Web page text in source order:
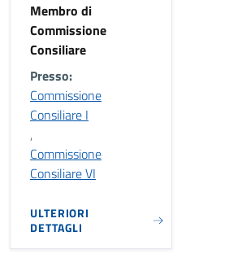
Membro di
Commissione
Consiliare
Presso:
Commissione
Consiliare I
,
Commissione
Consiliare VI
ULTERIORI
DETTAGLI